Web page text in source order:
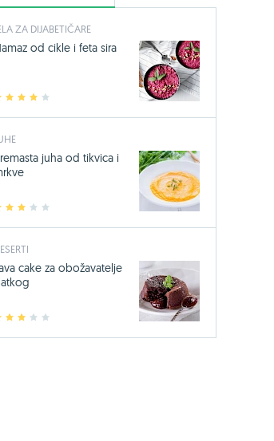
ZA DIJABETIČARE
2 3 4
od cikle i feta sira
2 3 4
juha od tikvica i
2 3 4
cake za obožavatelje